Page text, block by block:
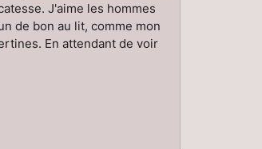
J'aime les hommes
de bon au lit, comme mon
En attendant de voir